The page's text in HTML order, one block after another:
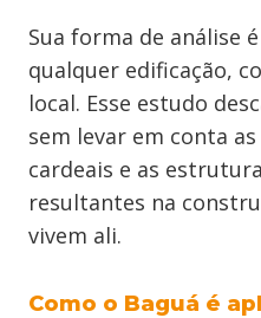
Sua forma de análise
qualquer edificação,
local. Esse estudo
sem levar em conta
cardeais e as
resultantes na
vivem ali.
Como o Baguá é